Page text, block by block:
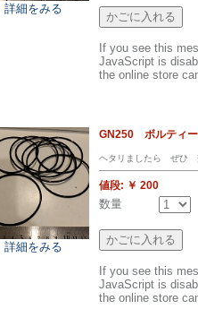
詳細をみる
If you see this
JavaScript is
the online store
詳細をみる
GN250 ボルティ
ヘタリましたら ぜひ
値段: ￥ 200
数量
If you see this
JavaScript is
the online store